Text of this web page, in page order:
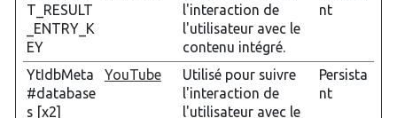
T_RESULT
_ENTRY_K
EY
l'interaction de
l'utilisateur avec le
contenu intégré.
nt
YtIdbMeta
#database
s [x2]
YouTube
Utilisé pour suivre
l'interaction de
l'utilisateur avec le
Persista
nt